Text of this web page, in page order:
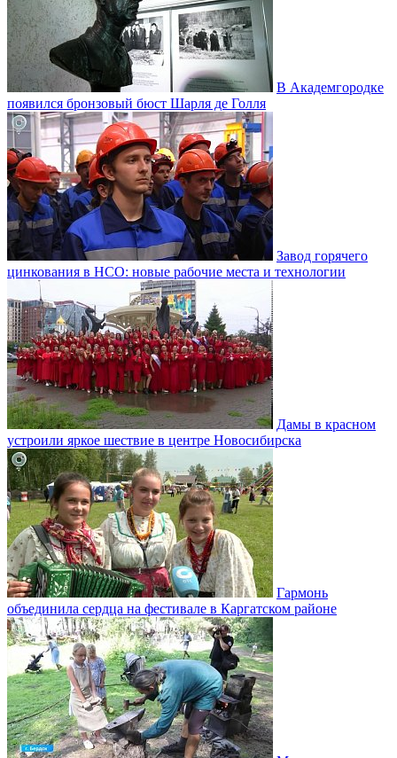
В Академгородке
появился бронзовый бюст Шарля де Голля
Завод горячего
цинкования в НСО: новые рабочие места и технологии
Дамы в красном
устроили яркое шествие в центре Новосибирска
Гармонь
объединила сердца на фестивале в Каргатском районе